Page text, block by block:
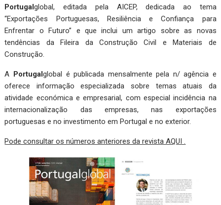
Portugalglobal, editada pela AICEP, dedicada ao tema
“Exportações Portuguesas, Resiliência e Confiança para
Enfrentar o Futuro” e que inclui um artigo sobre as novas
tendências da Fileira da Construção Civil e Materiais de
Construção.
A Portugalglobal é publicada mensalmente pela n/ agência e
oferece informação especializada sobre temas atuais da
atividade económica e empresarial, com especial incidência na
internacionalização das empresas, nas exportações
portuguesas e no investimento em Portugal e no exterior.
Pode consultar os números anteriores da revista AQUI .